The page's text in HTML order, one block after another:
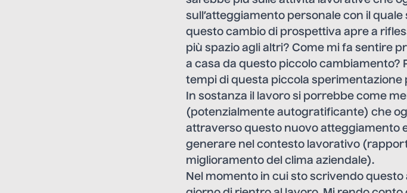
sull’atteggiamento personale con il
questo cambio di prospettiva apre a
più spazio agli altri? Come mi fa sentire
a casa da questo piccolo cambiamento?
tempi di questa piccola sperimentazione
In sostanza il lavoro si porrebbe come
(potenzialmente autogratificante) che
attraverso questo nuovo atteggiamento
generare nel contesto lavorativo
miglioramento del clima aziendale).
Nel momento in cui sto scrivendo